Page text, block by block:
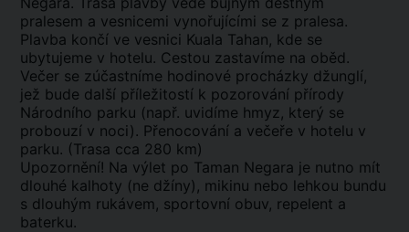
pralesem a vesnicemi vynořujícími se z pralesa.
Plavba končí ve vesnici Kuala Tahan, kde se
ubytujeme v hotelu. Cestou zastavíme na oběd.
Večer se zúčastníme hodinové procházky džunglí,
jež bude další příležitostí k pozorování přírody
Národního parku (např. uvidíme hmyz, který se
probouzí v noci). Přenocování a večeře v hotelu v
parku. (Trasa cca 280 km)
Upozornění! Na výlet po Taman Negara je nutno mít
dlouhé kalhoty (ne džíny), mikinu nebo lehkou bundu
s dlouhým rukávem, sportovní obuv, repelent a
baterku.